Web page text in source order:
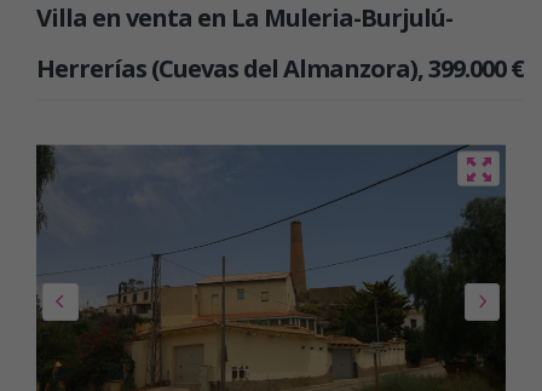
Villa en venta en La Muleria-Burjulú-
Herrerías (Cuevas del Almanzora), 399.000 €